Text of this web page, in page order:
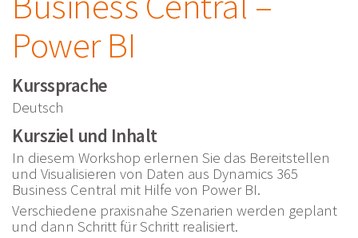
Power BI
Kurssprache
Deutsch
Kursziel und Inhalt
In diesem Workshop erlernen Sie das Bereitstellen
und Visualisieren von Daten aus Dynamics 365
Business Central mit Hilfe von Power BI.
Verschiedene praxisnahe Szenarien werden geplant
und dann Schritt für Schritt realisiert.